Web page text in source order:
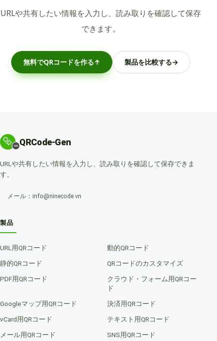
URLや共有したい情報を入力し、読み取りを確認して保存
できます。
無料でQRコードを作る↑ 製品を比較する→
QRCode-Gen
URLや共有したい情報を入力し、読み取りを確認して保存できま
す。
メール：info@ninecode.vn
製品
URL用QRコード
動的QRコード
静的QRコード
QRコードのカスタマイズ
PDF用QRコード
クラウド・フォーム用QRコー
ド
Googleマップ用QRコード
決済用QRコード
vCard用QRコード
テキスト用QRコード
メール用QRコード
SNS用QRコード